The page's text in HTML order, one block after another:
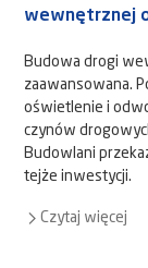
wewnętrznej
Budowa drogi
zaawansowana.
oświetlenie i
czynów
Budowlani
tejże inwestycji.
Czytaj więcej